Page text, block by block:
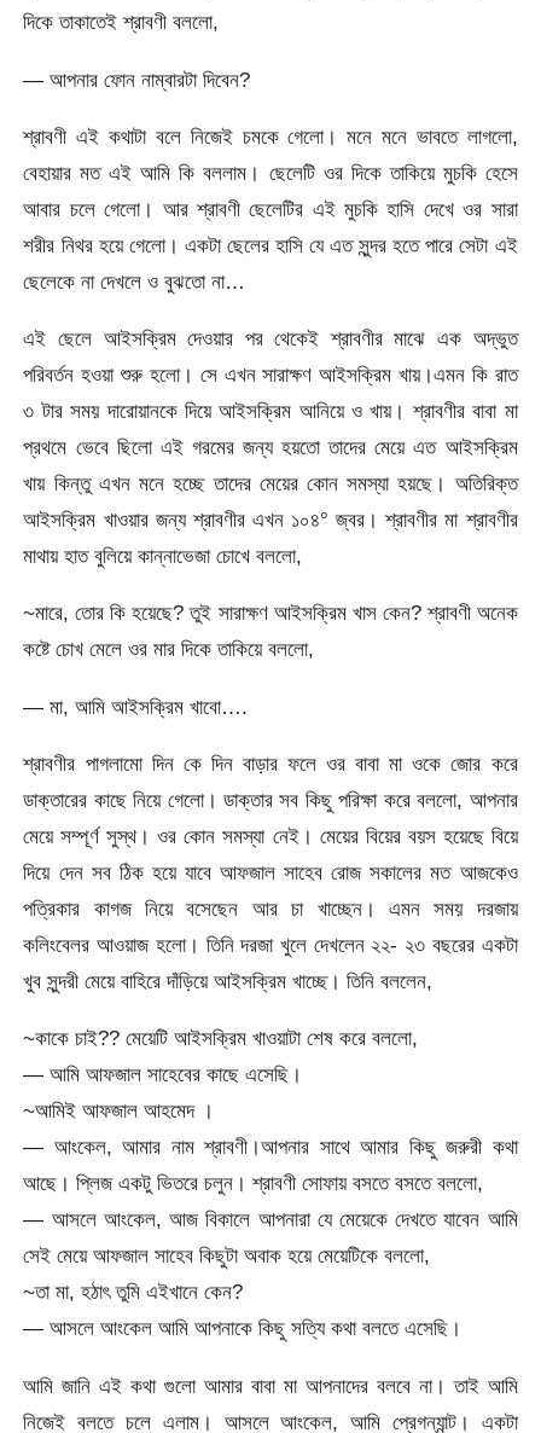
দিকে তাকাতেই শ্রাবণী বললো,
— আপনার ফোন নাম্বারটা দিবেন?
শ্রাবণী এই কথাটা বলে নিজেই চমকে গেলো। মনে মনে ভাবতে লাগলো,
বেহায়ার মত এই আমি কি বললাম। ছেলেটি ওর দিকে তাকিয়ে মুচকি হেসে
আবার চলে গেলো। আর শ্রাবণী ছেলেটির এই মুচকি হাসি দেখে ওর সারা
শরীর নিথর হয়ে গেলো। একটা ছেলের হাসি যে এত সুন্দর হতে পারে সেটা এই
ছেলেকে না দেখলে ও বুঝতো না…
এই ছেলে আইসক্রিম দেওয়ার পর থেকেই শ্রাবণীর মাঝে এক অদ্ভুত
পরিবর্তন হওয়া শুরু হলো। সে এখন সারাক্ষণ আইসক্রিম খায়।এমন কি রাত
৩ টার সময় দারোয়ানকে দিয়ে আইসক্রিম আনিয়ে ও খায়। শ্রাবণীর বাবা মা
প্রথমে ভেবে ছিলো এই গরমের জন্য হয়তো তাদের মেয়ে এত আইসক্রিম
খায় কিন্তু এখন মনে হচ্ছে তাদের মেয়ের কোন সমস্যা হয়ছে। অতিরিক্ত
আইসক্রিম খাওয়ার জন্য শ্রাবণীর এখন ১০৪° জ্বর। শ্রাবণীর মা শ্রাবণীর
মাথায় হাত বুলিয়ে কান্নাভেজা চোখে বললো,
~মারে, তোর কি হয়েছে? তুই সারাক্ষণ আইসক্রিম খাস কেন? শ্রাবণী অনেক
কষ্টে চোখ মেলে ওর মার দিকে তাকিয়ে বললো,
— মা, আমি আইসক্রিম খাবো….
শ্রাবণীর পাগলামো দিন কে দিন বাড়ার ফলে ওর বাবা মা ওকে জোর করে
ডাক্তারের কাছে নিয়ে গেলো। ডাক্তার সব কিছু পরিক্ষা করে বললো, আপনার
মেয়ে সম্পূর্ণ সুস্থ। ওর কোন সমস্যা নেই। মেয়ের বিয়ের বয়স হয়েছে বিয়ে
দিয়ে দেন সব ঠিক হয়ে যাবে আফজাল সাহেব রোজ সকালের মত আজকেও
পত্রিকার কাগজ নিয়ে বসেছেন আর চা খাচ্ছেন। এমন সময় দরজায়
কলিংবেলর আওয়াজ হলো। তিনি দরজা খুলে দেখলেন ২২- ২৩ বছরের একটা
খুব সুন্দরী মেয়ে বাহিরে দাঁড়িয়ে আইসক্রিম খাচ্ছে। তিনি বললেন,
~কাকে চাই?? মেয়েটি আইসক্রিম খাওয়াটা শেষ করে বললো,
— আমি আফজাল সাহেবের কাছে এসেছি।
~আমিই আফজাল আহমেদ ।
— আংকেল, আমার নাম শ্রাবণী।আপনার সাথে আমার কিছু জরুরী কথা
আছে। প্লিজ একটু ভিতরে চলুন। শ্রাবণী সোফায় বসতে বসতে বললো,
— আসলে আংকেল, আজ বিকালে আপনারা যে মেয়েকে দেখতে যাবেন আমি
সেই মেয়ে আফজাল সাহেব কিছুটা অবাক হয়ে মেয়েটিকে বললো,
~তা মা, হঠাৎ তুমি এইখানে কেন?
— আসলে আংকেল আমি আপনাকে কিছু সত্যি কথা বলতে এসেছি।
আমি জানি এই কথা গুলো আমার বাবা মা আপনাদের বলবে না। তাই আমি
নিজেই বলতে চলে এলাম। আসলে আংকেল, আমি প্রেগন্যান্ট। একটা